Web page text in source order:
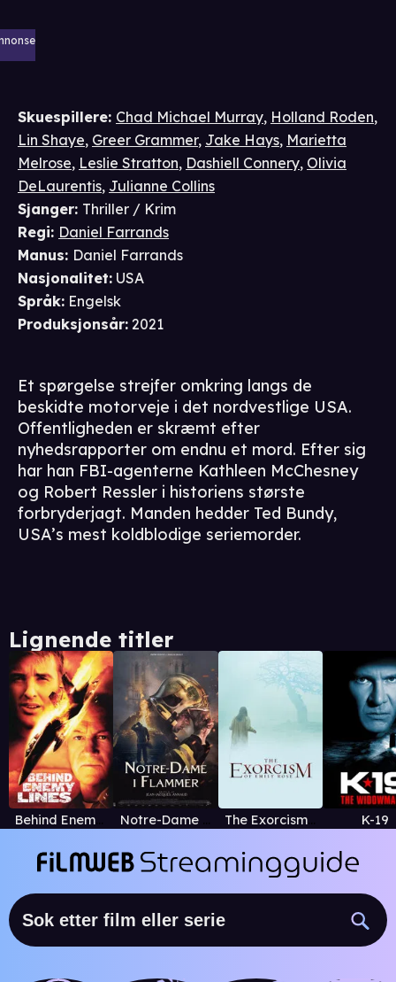
Skuespillere: Chad Michael Murray, Holland Roden,
Lin Shaye, Greer Grammer, Jake Hays, Marietta
Melrose, Leslie Stratton, Dashiell Connery, Olivia
DeLaurentis, Julianne Collins
Sjanger: Thriller / Krim
Regi: Daniel Farrands
Manus: Daniel Farrands
Nasjonalitet: USA
Språk: Engelsk
Produksjonsår: 2021
Et spørgelse strejfer omkring langs de
beskidte motorveje i det nordvestlige USA.
Offentligheden er skræmt efter
nyhedsrapporter om endnu et mord. Efter sig
har han FBI-agenterne Kathleen McChesney
og Robert Ressler i historiens største
forbryderjagt. Manden hedder Ted Bundy,
USA’s mest koldblodige seriemorder.
Lignende titler
Behind Enemy Lines Notre-Dame i flammer The Exorcism of Emily Rose K-19